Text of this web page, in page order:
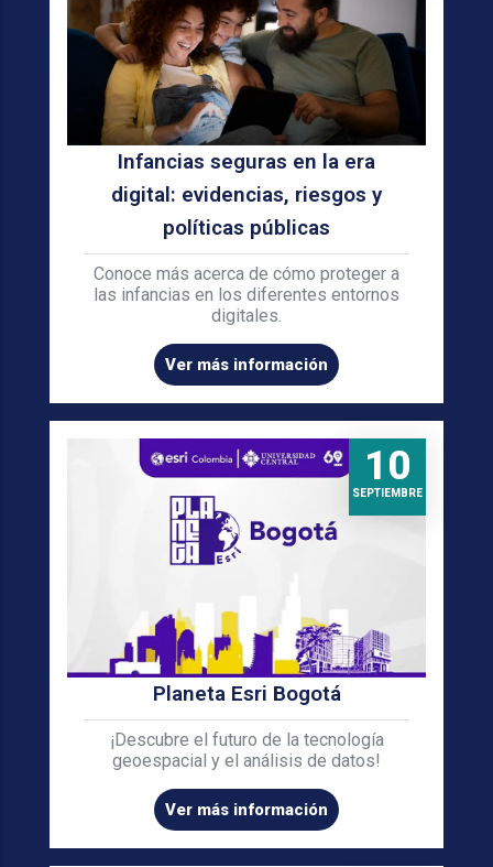
Infancias seguras en la era
digital: evidencias, riesgos y
políticas públicas
Conoce más acerca de cómo proteger a
las infancias en los diferentes entornos
digitales.
Ver más información
10
SEPTIEMBRE
Planeta Esri Bogotá
¡Descubre el futuro de la tecnología
geoespacial y el análisis de datos!
Ver más información